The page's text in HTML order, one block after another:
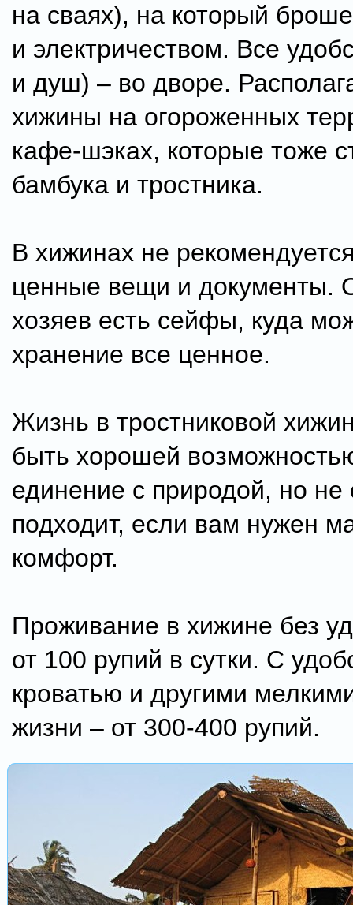
на сваях), на который
и электричеством. Все
и душ) – во дворе.
хижины на огороженных
кафе-шэках, которые тоже
бамбука и тростника.
В хижинах не
ценные вещи и документы.
хозяев есть сейфы, куда
хранение все ценное.
Жизнь в тростниковой
быть хорошей
единение с природой, но не
подходит, если вам нужен
комфорт.
Проживание в хижине без
от 100 рупий в сутки. С
кроватью и другими
жизни – от 300-400 рупий.